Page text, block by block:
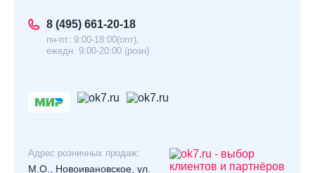
8 (495) 661-20-18
пн-пт: 9:00-18:00(опт),
ежедн. 9:00-20:00 (розн)
Адрес розничных продаж:
М.О., Новоивановское, ул.